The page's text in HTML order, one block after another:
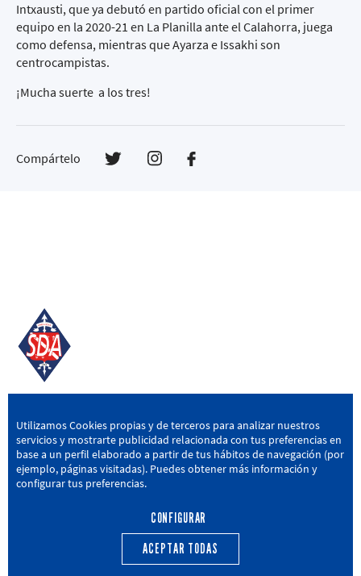
Intxausti, que ya debutó en partido oficial con el primer
equipo en la 2020-21 en La Planilla ante el Calahorra, juega
como defensa, mientras que Ayarza e Issakhi son
centrocampistas.
¡Mucha suerte a los tres!
Compártelo
SD AMOREBIETA
San Miguel Kalea, 16, 48340 Amorebieta, Bizkaia
946 604 751 | sda@sdamorebieta.eus
CANTERA ACTUALIDAD
Utilizamos Cookies propias y de terceros para analizar nuestros
servicios y mostrarte publicidad relacionada con tus preferencias en
base a un perfil elaborado a partir de tus hábitos de navegación (por
ejemplo, páginas visitadas). Puedes obtener más información y
configurar tus preferencias.
CONFIGURAR
ACEPTAR TODAS